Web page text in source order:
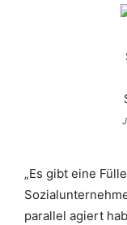
„Es gibt eine
parallel agiert